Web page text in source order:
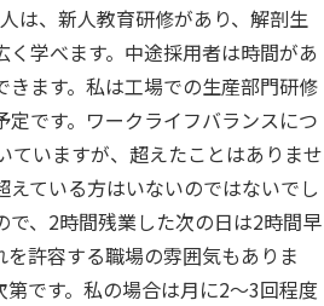
は、新人教育研修があり、解剖生
学べます。中途採用者は時間があ
ます。私は工場での生産部門研修
です。ワークライフバランスにつ
ていますが、超えたことはありませ
ている方はいないのではないでし
で、2時間残業した次の日は2時間早
許容する職場の雰囲気もありま
です。私の場合は月に2〜3回程度